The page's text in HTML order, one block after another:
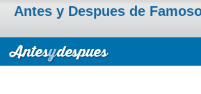
Antes y Despues de